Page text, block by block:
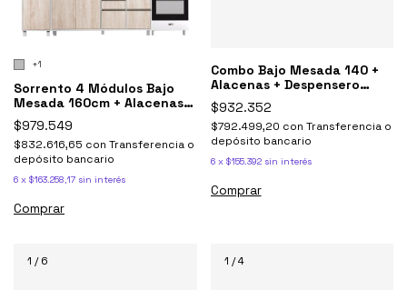
+1
Sorrento 4 Módulos Bajo
Mesada 160cm + Alacenas +
tolva + Torre
$979.549
$832.616,65 con Transferencia o
depósito bancario
6 x $163.258,17 sin interés
Comprar
Combo Bajo Mesada 140 +
Alacenas + Despensero
Sorrento Gris
$932.352
$792.499,20 con Transferencia o
depósito bancario
6 x $155.392 sin interés
Comprar
1 /6 1 /4